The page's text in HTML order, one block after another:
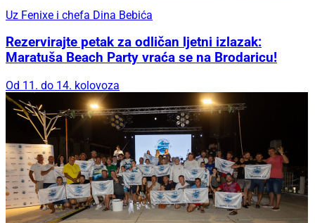
Uz Fenixe i chefa Dina Bebića
Rezervirajte petak za odličan ljetni izlazak:
Maratuša Beach Party vraća se na Brodaricu!
Od 11. do 14. kolovoza